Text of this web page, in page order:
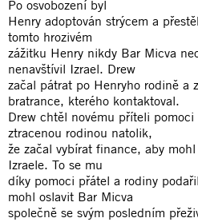
Po osvobození byl
Henry adoptován strýcem a
tomto hrozivém
zážitku Henry nikdy Bar Micva
nenavštívil Izrael. Drew
začal pátrat po Henryho rodině a
bratrance, kterého kontaktoval.
Drew chtěl novému příteli
ztracenou rodinou natolik,
že začal vybírat finance, aby
Izraele. To se mu
díky pomoci přátel a rodiny
mohl oslavit Bar Micva
společně se svým posledním